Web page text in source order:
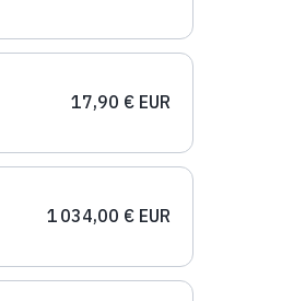
17,90 € EUR
1 034,00 € EUR